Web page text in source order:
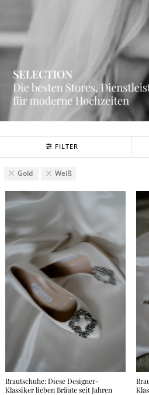
FILTER
Gold Weiß
Brautschuhe: Diese Designer-
Klassiker lieben Bräute seit Jahren